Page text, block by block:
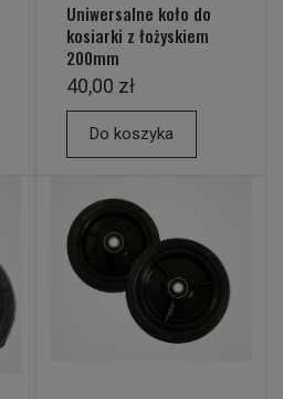
Uniwersalne koło do
kosiarki z łożyskiem
200mm
40,00 zł
Do koszyka